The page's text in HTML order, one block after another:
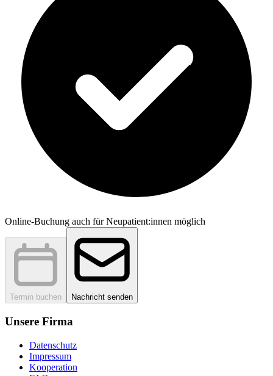
Online-Buchung auch für Neupatient:innen möglich
Termin buchen Nachricht senden
Unsere Firma
Datenschutz
Impressum
Kooperation